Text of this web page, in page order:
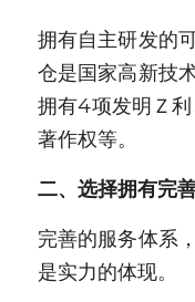
拥有自主研发的
仓是国家高新技
拥有4项发明Ｚ
著作权等。
二、选择拥有完
完善的服务体系
是实力的体现。